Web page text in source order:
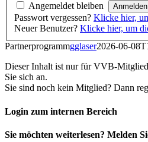
Angemeldet bleiben
Passwort vergessen? Klicke hier,
Neuer Benutzer? Klicke hier, um
Partnerprogrammgglaser2026-06-
Dieser Inhalt ist nur für VVB-
Sie sich an.
Sie sind noch kein Mitglied? Dann
Login zum internen Bereich
Sie möchten weiterlesen? Melden